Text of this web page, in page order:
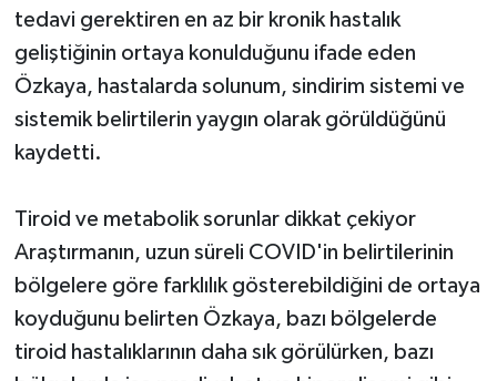
tedavi gerektiren en az bir kronik hastalık
geliştiğinin ortaya konulduğunu ifade eden
Özkaya, hastalarda solunum, sindirim sistemi ve
sistemik belirtilerin yaygın olarak görüldüğünü
kaydetti.
Tiroid ve metabolik sorunlar dikkat çekiyor
Araştırmanın, uzun süreli COVID'in belirtilerinin
bölgelere göre farklılık gösterebildiğini de ortaya
koyduğunu belirten Özkaya, bazı bölgelerde
tiroid hastalıklarının daha sık görülürken, bazı